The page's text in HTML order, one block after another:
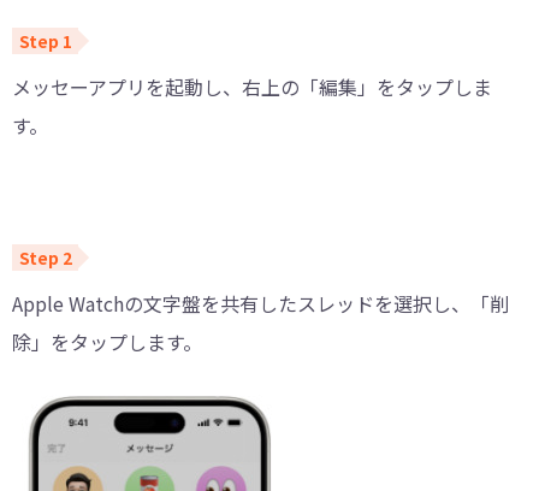
メッセーアプリを起動し、右上の「編集」をタップしま
す。
Apple Watchの文字盤を共有したスレッドを選択し、「削
除」をタップします。